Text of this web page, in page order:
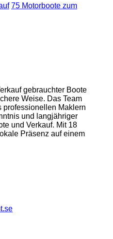
75 Motorboote zum
gebrauchter Boote
Weise. Das Team
professionellen Maklern
und langjähriger
und Verkauf. Mit 18
Präsenz auf einem